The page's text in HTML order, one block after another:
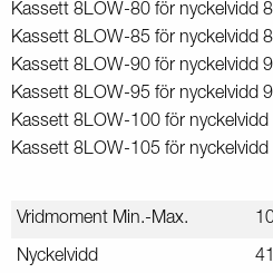
Kassett 8LOW-80 för nyckelvidd
Kassett 8LOW-85 för nyckelvidd
Kassett 8LOW-90 för nyckelvidd
Kassett 8LOW-95 för nyckelvidd
Kassett 8LOW-100 för
Kassett 8LOW-105 för
Vridmoment Min.-Max.
Nyckelvidd